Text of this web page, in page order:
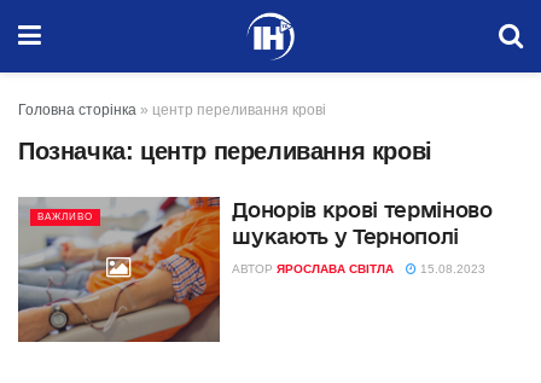
Головна сторінка » центр переливання крові
Позначка: центр переливання крові
ВАЖЛИВО
Донорів крові терміново
шукають у Тернополі
АВТОР ЯРОСЛАВА СВІТЛА 15.08.2023